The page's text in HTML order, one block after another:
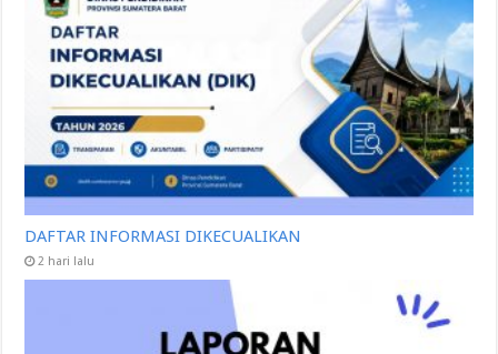
DAFTAR INFORMASI DIKECUALIKAN
2 hari lalu